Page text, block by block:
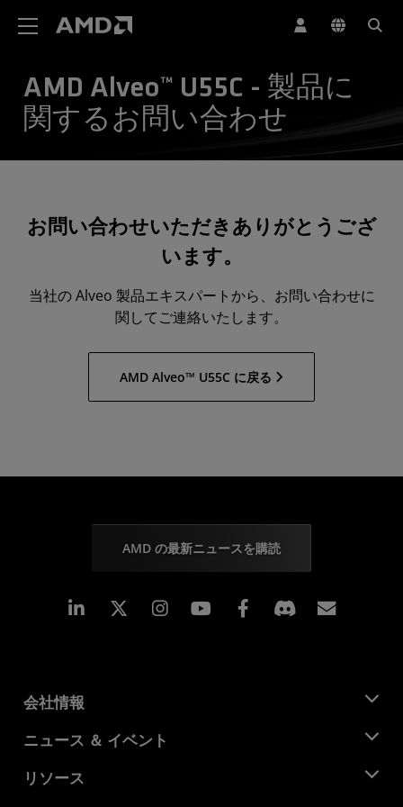
AMD Alveo™ U55C - 製品に
関するお問い合わせ
お問い合わせいただきありがとうござ
います。
当社の Alveo 製品エキスパートから、お問い合わせに
関してご連絡いたします。
AMD Alveo™ U55C に戻る
AMD の最新ニュースを購読
Linkedin Instagram Facebook
会社情報
AMD について
企業責任
ニュース ＆ イベント
ニュースルーム
リソース